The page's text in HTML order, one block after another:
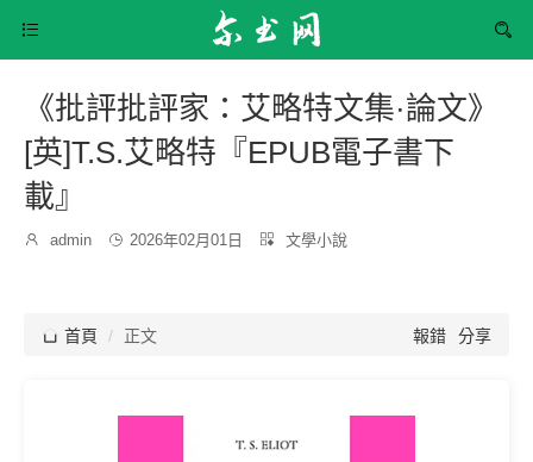


《批評批評家：艾略特文集·論文》
[英]T.S.艾略特『EPUB電子書下
載』

博
admin  發
2026年02月01日 
分
文學小說
 首頁 正文 報錯 分享